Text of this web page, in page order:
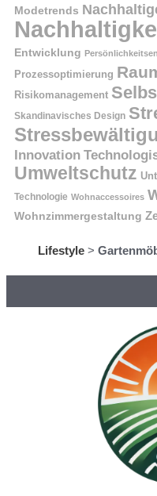
Modetrends
Entwicklung
Prozessoptimierung
Risikomanagement
Skandinavisches Design
Innovation
Umweltschutz
Technologie Wohnaccessoires
Wohnzimmergestaltung
Lifestyle>